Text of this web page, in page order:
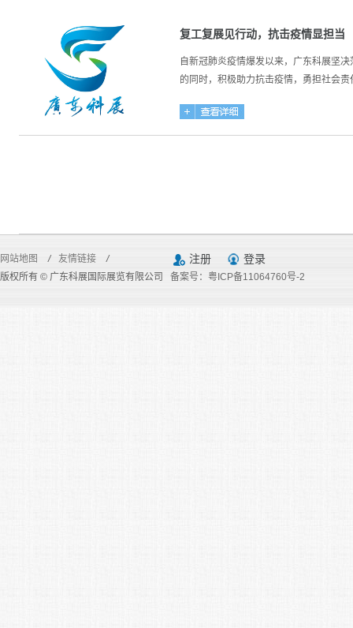
复工复展见行动，抗击疫情显担当
自新冠肺炎疫情爆发以来，广东科展坚
的同时，积极助力抗击疫情，勇担社会
网站地图 / 友情链接 / 注册 登录
版权所有 © 广东科展国际展览有限公司 备案号：粤ICP备11064760号-2